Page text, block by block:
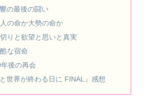
の最後の闘い
の命か大勢の命か
りと欲望と思いと真実
な宿命
後の再会
と世界が終わる日に FINAL』感想